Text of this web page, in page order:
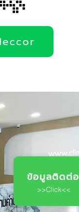
ข้อมูลติดต่อ
>>Click<<